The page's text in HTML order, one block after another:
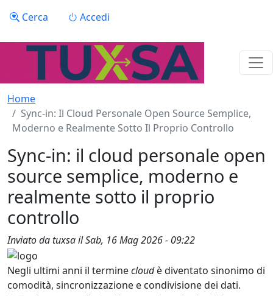
Menu profilo utente
Cerca Accedi
Home
Sync-in: Il Cloud Personale Open Source Semplice,
Moderno e Realmente Sotto Il Proprio Controllo
Sync-in: il cloud personale open
source semplice, moderno e
realmente sotto il proprio
controllo
Inviato datuxsailSab, 16 Mag 2026 - 09:22
Negli ultimi anni il terminecloudè diventato sinonimo di
comodità, sincronizzazione e condivisione dei dati.